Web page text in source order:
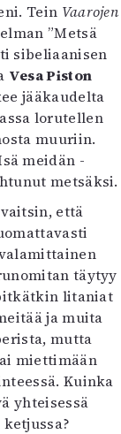
Tein Vaarojen
”Metsä
sibeliaanisen
Vesa Piston
jääkaudelta
lorutellen
muuriin.
meidän -
metsäksi.
että
täytyy
litaniat
ja muita
mutta
miettimään
Kuinka
yhteisessä